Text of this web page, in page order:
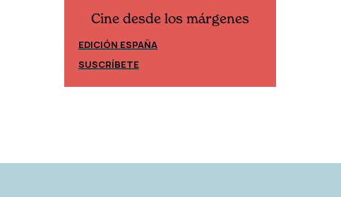
Cine desde los márgenes
EDICIÓN ESPAÑA
SUSCRÍBETE